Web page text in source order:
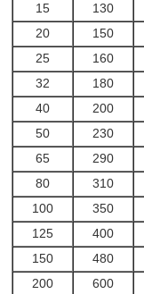
15
130
20
150
25
160
32
180
40
200
50
230
65
290
80
310
100
350
125
400
150
480
200
600